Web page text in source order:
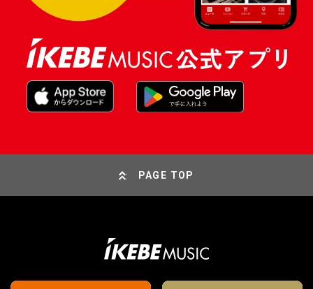
PAGE TOP